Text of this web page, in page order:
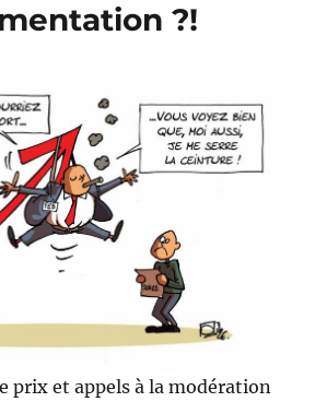
?!
prix et appels à la modération